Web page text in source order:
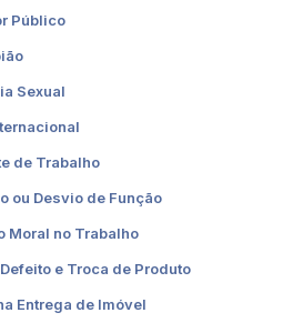
Público
Sexual
de Trabalho
ou Desvio de Função
Moral no Trabalho
e Troca de Produto
Entrega de Imóvel